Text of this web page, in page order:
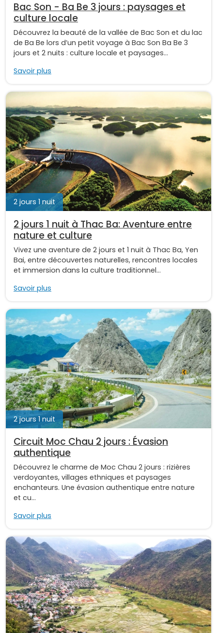
Bac Son - Ba Be 3 jours : paysages et
culture locale
Découvrez la beauté de la vallée de Bac Son et du lac
de Ba Be lors d’un petit voyage à Bac Son Ba Be 3
jours et 2 nuits : culture locale et paysages...
Savoir plus
2 jours 1 nuit
2 jours 1 nuit à Thac Ba: Aventure entre
nature et culture
Vivez une aventure de 2 jours et 1 nuit à Thac Ba, Yen
Bai, entre découvertes naturelles, rencontres locales
et immersion dans la culture traditionnel...
Savoir plus
2 jours 1 nuit
Circuit Moc Chau 2 jours : Évasion
authentique
Découvrez le charme de Moc Chau 2 jours : rizières
verdoyantes, villages ethniques et paysages
enchanteurs. Une évasion authentique entre nature
et cu...
Savoir plus